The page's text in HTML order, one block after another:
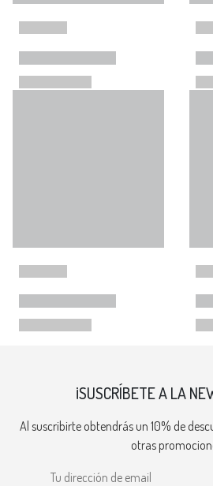
¡SUSCRÍBETE A LA
Al suscribirte obtendrás un 10% de
otras